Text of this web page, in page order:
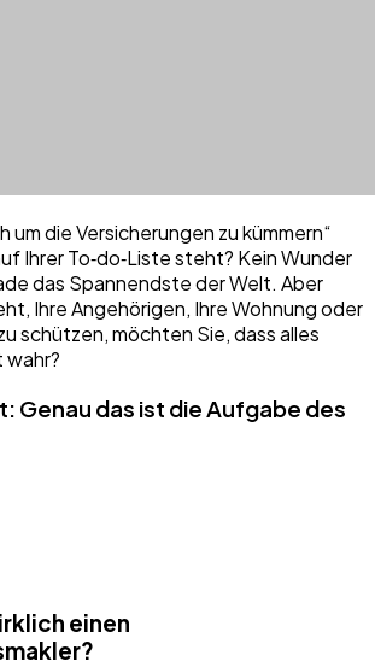
um die Versicherungen zu kümmern“
Ihrer To‑do‑Liste steht? Kein Wunder
das Spannendste der Welt. Aber
Ihre Angehörigen, Ihre Wohnung oder
schützen, möchten Sie, dass alles
Genau das ist die Aufgabe des
einen